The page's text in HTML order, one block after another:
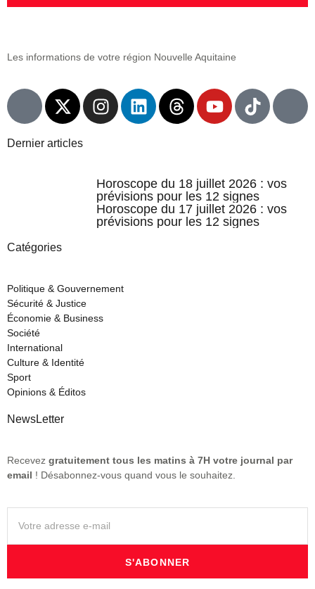
Les informations de votre région Nouvelle Aquitaine
Dernier articles
Horoscope du 18 juillet 2026 : vos
prévisions pour les 12 signes
Horoscope du 17 juillet 2026 : vos
prévisions pour les 12 signes
Catégories
Politique & Gouvernement
Sécurité & Justice
Économie & Business
Société
International
Culture & Identité
Sport
Opinions & Éditos
NewsLetter
Recevez gratuitement tous les matins à 7H votre journal par
email ! Désabonnez-vous quand vous le souhaitez.
S'ABONNER